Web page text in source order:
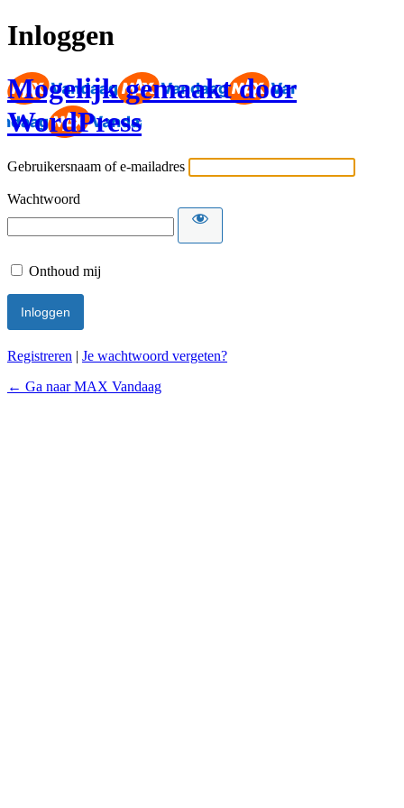
Inloggen
Mogelijk gemaakt door
WordPress
Gebruikersnaam of e-mailadres
Wachtwoord
Onthoud mij
Registreren | Je wachtwoord vergeten?
← Ga naar MAX Vandaag